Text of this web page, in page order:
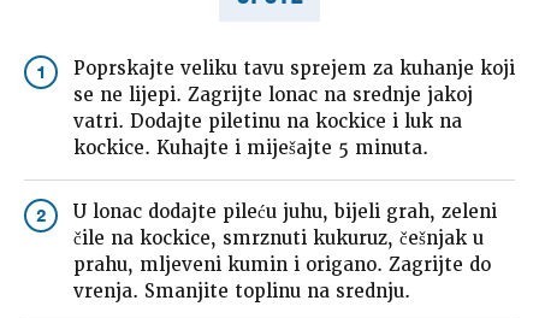
1
Poprskajte veliku tavu sprejem za kuhanje koji
se ne lijepi. Zagrijte lonac na srednje jakoj
vatri. Dodajte piletinu na kockice i luk na
kockice. Kuhajte i miješajte 5 minuta.
2
U lonac dodajte pileću juhu, bijeli grah, zeleni
čile na kockice, smrznuti kukuruz, češnjak u
prahu, mljeveni kumin i origano. Zagrijte do
vrenja. Smanjite toplinu na srednju.